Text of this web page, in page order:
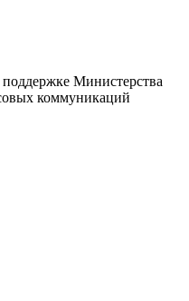
Министерства
коммуникаций